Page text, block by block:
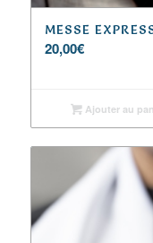
MESSE
20,00€
Ajouter au